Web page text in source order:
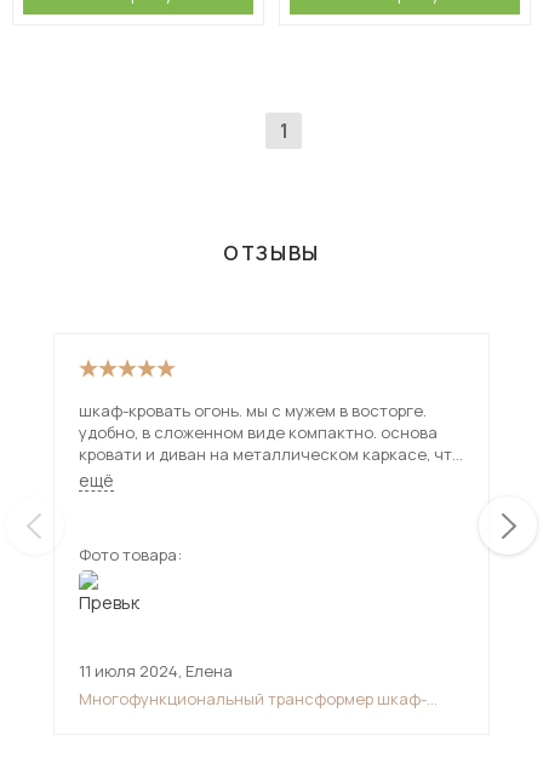
1
ОТЗЫВЫ
шкаф-кровать огонь. мы с мужем в восторге.
удобно, в сложенном виде компактно. основа
кровати и диван на металлическом каркасе, что
делает ее не убиваемой. собрали часа за три.
очень жаль, что расцветок дивана мало, я очень
держат кровать в разобранном виде, она все
равно поднимается кверху
ещё
Фото товара:
11 июля 2024, Елена
Многофункциональный трансформер шкаф-